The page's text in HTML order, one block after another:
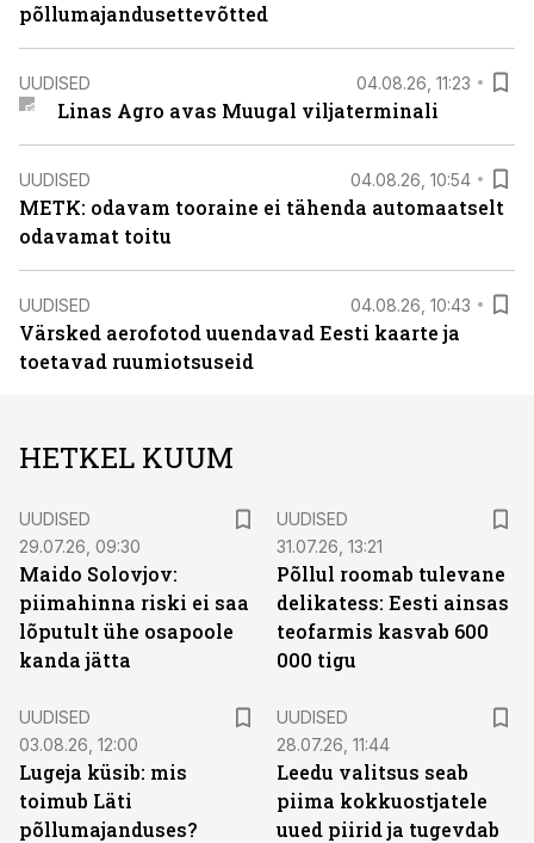
põllumajandusettevõtted
UUDISED 04.08.26, 11:23
Linas Agro avas Muugal viljaterminali
UUDISED 04.08.26, 10:54
METK: odavam tooraine ei tähenda automaatselt
odavamat toitu
UUDISED 04.08.26, 10:43
Värsked aerofotod uuendavad Eesti kaarte ja
toetavad ruumiotsuseid
HETKEL KUUM
UUDISED
29.07.26, 09:30
Maido Solovjov:
piimahinna riski ei saa
lõputult ühe osapoole
kanda jätta
UUDISED
31.07.26, 13:21
Põllul roomab tulevane
delikatess: Eesti ainsas
teofarmis kasvab 600
000 tigu
UUDISED
03.08.26, 12:00
Lugeja küsib: mis
toimub Läti
põllumajanduses?
UUDISED
28.07.26, 11:44
Leedu valitsus seab
piima kokkuostjatele
uued piirid ja tugevdab